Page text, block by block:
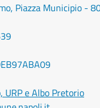
Piazza Municipio -
URP e Albo Pretorio